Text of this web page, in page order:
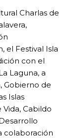
Charlas de
el Festival Isla
con el
Laguna, a
Gobierno de
Islas
Vida, Cabildo
colaboración